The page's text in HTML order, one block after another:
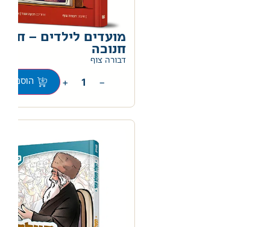
מועדים לילדים – חג
חנוכה
דבורה צוף
−
+ הוספה